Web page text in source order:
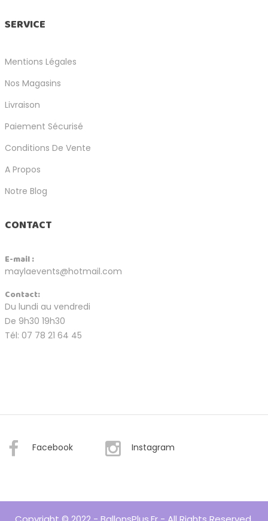
SERVICE
Mentions Légales
Nos Magasins
Livraison
Paiement Sécurisé
Conditions De Vente
A Propos
Notre Blog
CONTACT
E-mail :
maylaevents@hotmail.com
Contact:
Du lundi au vendredi
De 9h30 19h30
Tél: 07 78 21 64 45
Facebook Instagram